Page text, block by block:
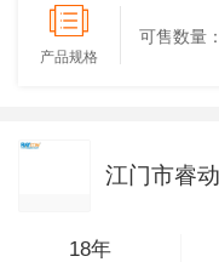
产品规格
可售数量：
江门市睿
18年